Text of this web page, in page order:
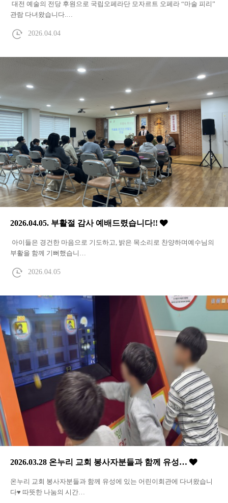
대전 예술의 전당 후원으로 국립오페라단 모자르트 오페라 “마술 피리”
관람 다녀왔습니다.…
2026.04.04
2026.04.05. 부활절 감사 예배드렸습니다!!
아이들은 경건한 마음으로 기도하고, 밝은 목소리로 찬양하며예수님의
부활을 함께 기뻐했습니…
2026.04.05
2026.03.28 온누리 교회 봉사자분들과 함께 유성…
온누리 교회 봉사자분들과 함께 유성에 있는 어린이회관에 다녀왔습니
다♥ 따뜻한 나눔의 시간…